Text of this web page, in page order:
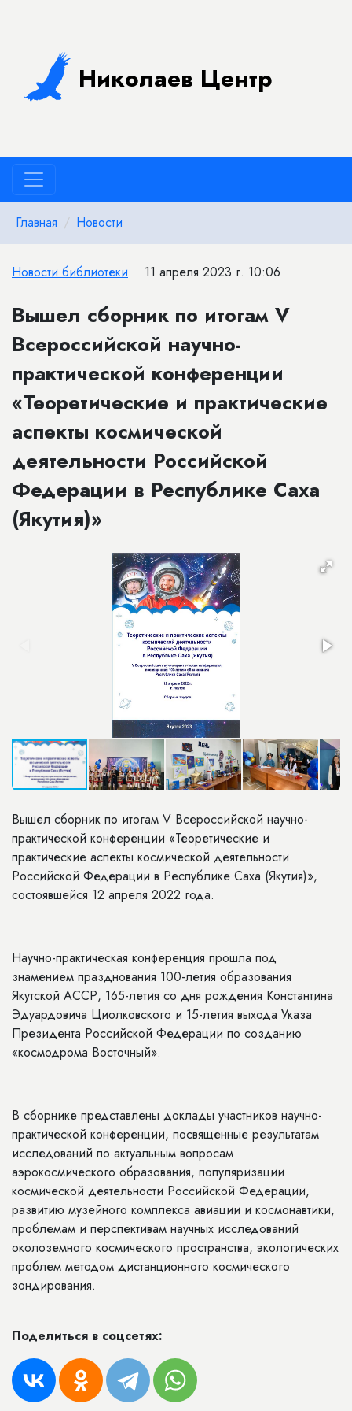
Николаев Центр
Главная Новости
Новости библиотеки 11 апреля 2023 г. 10:06
Вышел сборник по итогам V
Всероссийской научно-
практической конференции
«Теоретические и практические
аспекты космической
деятельности Российской
Федерации в Республике Саха
(Якутия)»
Вышел сборник по итогам V Всероссийской научно-
практической конференции «Теоретические и
практические аспекты космической деятельности
Российской Федерации в Республике Саха (Якутия)»,
состоявшейся 12 апреля 2022 года.
Научно-практическая конференция прошла под
знамением празднования 100-летия образования
Якутской АССР, 165-летия со дня рождения Константина
Эдуардовича Циолковского и 15-летия выхода Указа
Президента Российской Федерации по созданию
«космодрома Восточный».
В сборнике представлены доклады участников научно-
практической конференции, посвященные результатам
исследований по актуальным вопросам
аэрокосмического образования, популяризации
космической деятельности Российской Федерации,
развитию музейного комплекса авиации и космонавтики,
проблемам и перспективам научных исследований
околоземного космического пространства, экологических
проблем методом дистанционного космического
зондирования.
Поделиться в соцсетях: